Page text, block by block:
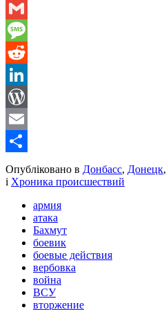
WhatsApp
Gmail
Message
Reddit
LinkedIn
WordPress
Email
Share
Опубліковано в Донбасс, Донецк,
і Хроника происшествий
армия
атака
Бахмут
боевик
боевые действия
вербовка
война
ВСУ
вторжение